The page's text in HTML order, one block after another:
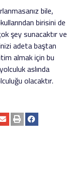
bile,
birisini de
şey sunacaktır ve
adeta baştan
almak için bu
aslında
olacaktır.